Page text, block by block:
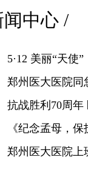
闻中心 /
5·12 美丽“天使”
郑州医大医院同
抗战胜利70周
《纪念孟母，
郑州医大医院上